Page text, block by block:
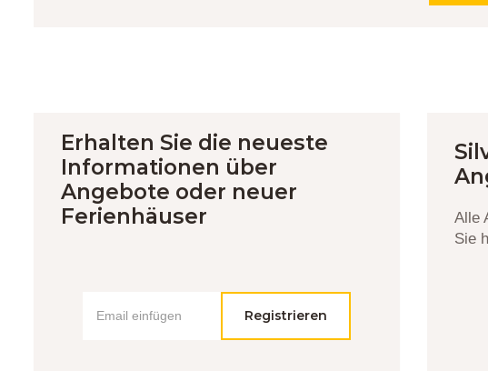
Erhalten Sie die neueste
Informationen über
Angebote oder neuer
Ferienhäuser
Registrieren
Alle
Sie